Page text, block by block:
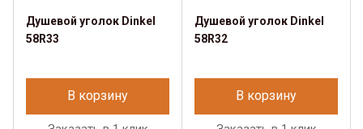
Душевой уголок Dinkel
58R33
В корзину
Душевой уголок Dinkel
58R32
В корзину